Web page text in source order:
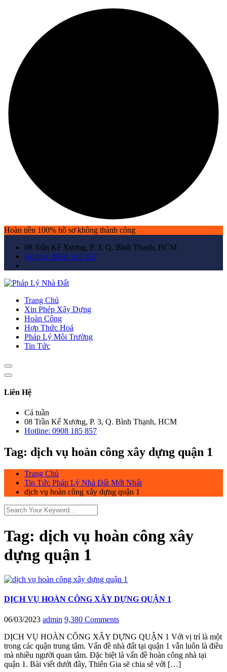
Hoàn tiền 100% hồ sơ không thành công
08 Trần Kế Xương, P. 3, Q. Bình Thạnh, HCM
Hotline: 0908 185 857
Trang Chủ
Xin Phép Xây Dựng
Hoàn Công
Hợp Thức Hoá
Pháp Lý Môi Trường
Tin Tức
Liên Hệ
Cả tuần
08 Trần Kế Xương, P. 3, Q. Bình Thạnh, HCM
Hotline: 0908 185 857
Tag: dịch vụ hoàn công xây dựng quận 1
Trang Chủ
Tin Tức Pháp Lý Nhà Đất Mới Nhất
dịch vụ hoàn công xây dựng quận 1
Tag: dịch vụ hoàn công xây
dựng quận 1
DỊCH VỤ HOÀN CÔNG XÂY DỰNG QUẬN 1
06/03/2023 admin 9,380 Comments
DỊCH VỤ HOÀN CÔNG XÂY DỰNG QUẬN 1 Với vị trí là một
trong các quận trung tâm. Vấn đề nhà đất tại quận 1 vẫn luôn là điều
mà nhiều người quan tâm. Đặc biệt là vấn đề hoàn công nhà tại
quận 1. Bài viết dưới đây, Thiên Gia sẽ chia sẽ với […]